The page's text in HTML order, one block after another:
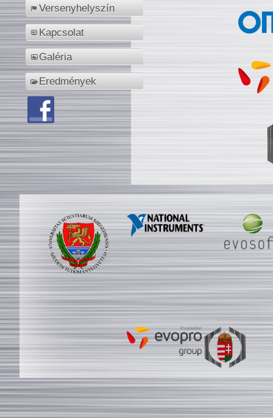
Versenyhelyszín
Kapcsolat
Galéria
Eredmények